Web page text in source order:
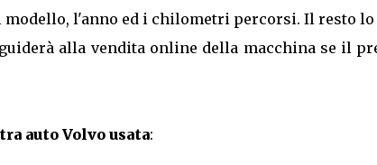
l'anno ed i chilometri percorsi. Il resto
alla vendita online della macchina se il
auto Volvo usata: